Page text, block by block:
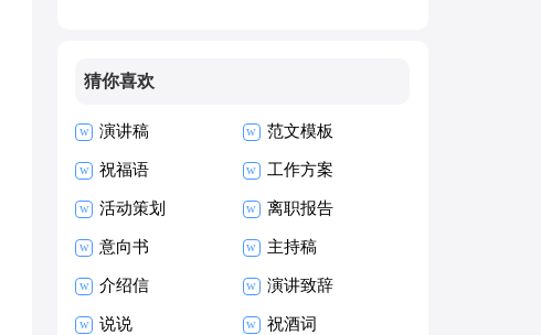
猜你喜欢
演讲稿 范文模板
祝福语 工作方案
活动策划 离职报告
意向书 主持稿
介绍信 演讲致辞
说说 祝酒词